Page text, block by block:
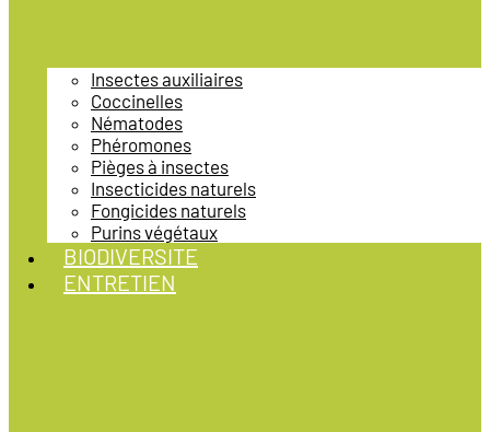
Insectes auxiliaires
Coccinelles
Nématodes
Phéromones
Pièges à insectes
Insecticides naturels
Fongicides naturels
Purins végétaux
BIODIVERSITE
ENTRETIEN